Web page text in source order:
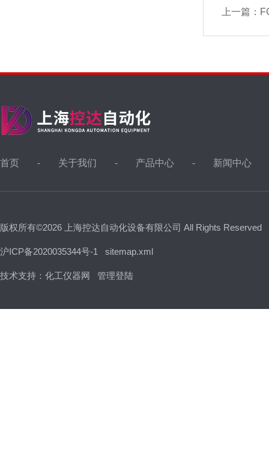
上一篇：
首页 关于我们 产品中心 新闻中心
版权所有©2026 上海控达自动化设备有限公司 All Rights Reserved
沪ICP备2020035344号-1 sitemap.xml
技术支持： 化工仪器网 管理登陆